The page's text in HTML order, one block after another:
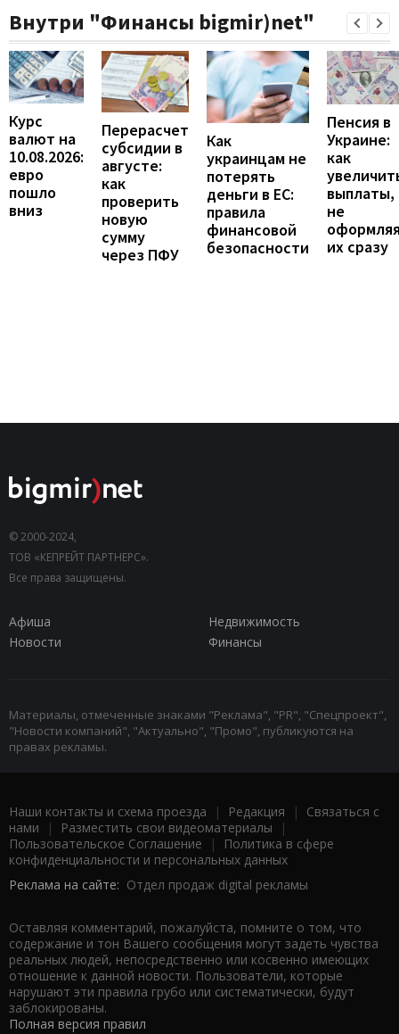
Внутри "Финансы bigmir)net"
Курс
валют на
10.08.2026:
евро
пошло
вниз
Перерасчет
субсидии в
августе:
как
проверить
новую
сумму
через ПФУ
Как
украинцам не
потерять
деньги в ЕС:
правила
финансовой
безопасности
Пенсия в
Украине:
как
выплаты,
не
их сразу
© 2000-2024,
ТОВ «КЕПРЕЙТ ПАРТНЕРС».
Все права защищены.
Афиша
Недвижимость
Новости
Финансы
Материалы, отмеченные знаками "Реклама", "PR", "Спецпроект",
"Новости компаний", "Актуально", "Промо", публикуются на
правах рекламы.
Наши контакты и схема проезда | Редакция | Связаться с
нами | Разместить свои видеоматериалы |
Пользовательское Соглашение |
Политика в сфере
конфиденциальности и персональных данных
Реклама на сайте: Отдел продаж digital рекламы
Оставляя комментарий, пожалуйста, помните о том, что
содержание и тон Вашего сообщения могут задеть чувства
реальных людей, непосредственно или косвенно имеющих
отношение к данной новости. Пользователи, которые
нарушают эти правила грубо или систематически, будут
заблокированы.
Полная версия правил